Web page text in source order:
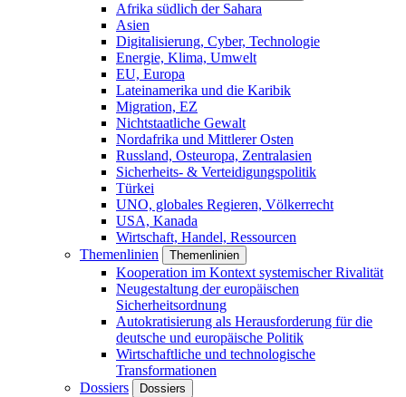
Afrika südlich der Sahara
Asien
Digitalisierung, Cyber, Technologie
Energie, Klima, Umwelt
EU, Europa
Lateinamerika und die Karibik
Migration, EZ
Nichtstaatliche Gewalt
Nordafrika und Mittlerer Osten
Russland, Osteuropa, Zentralasien
Sicherheits- & Verteidigungspolitik
Türkei
UNO, globales Regieren, Völkerrecht
USA, Kanada
Wirtschaft, Handel, Ressourcen
Themenlinien
Themenlinien
Kooperation im Kontext systemischer Rivalität
Neugestaltung der europäischen
Sicherheitsordnung
Autokratisierung als Herausforderung für die
deutsche und europäische Politik
Wirtschaftliche und technologische
Transformationen
Dossiers
Dossiers